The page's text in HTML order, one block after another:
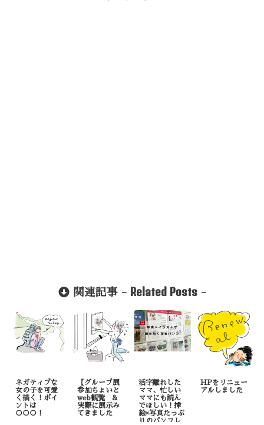
関連記事 - Related Posts-
ネガティブな
女の子を可愛
く描く！ポイ
ントは
○○○！
【グループ展
参加ちょいと
web観覧 &
実際に展示み
てきました
活字離れした
ママ、忙しい
ママにも読ん
でほしい！挿
絵×写真たっぷ
りのパンフレ
HPをリニュー
アルしました